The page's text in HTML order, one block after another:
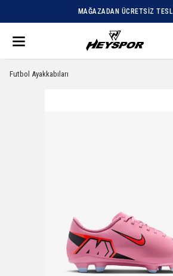
MAĞAZADAN ÜCRETSIZ
Futbol Ayakkabıları